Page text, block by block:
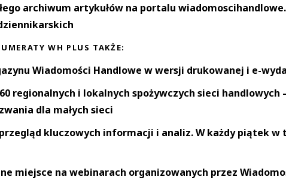
archiwum artykułów na portalu
WH PLUS TAKŻE:
Wiadomości Handlowe w wersji drukowanej i e-
regionalnych i lokalnych spożywczych sieci handlowych
dla małych sieci
kluczowych informacji i analiz. W każdy piątek w
miejsce na webinarach organizowanych przez